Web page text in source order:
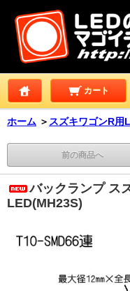
カート
ホーム ＞ スズキワゴンR用
前の商品へ
バックランプ ス
LED(MH23S)